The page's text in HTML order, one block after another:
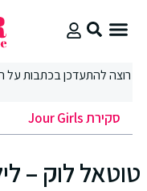
רוצה להתעדכן בכתבות על
סקירת Jour Girls
טוטאל לוק –